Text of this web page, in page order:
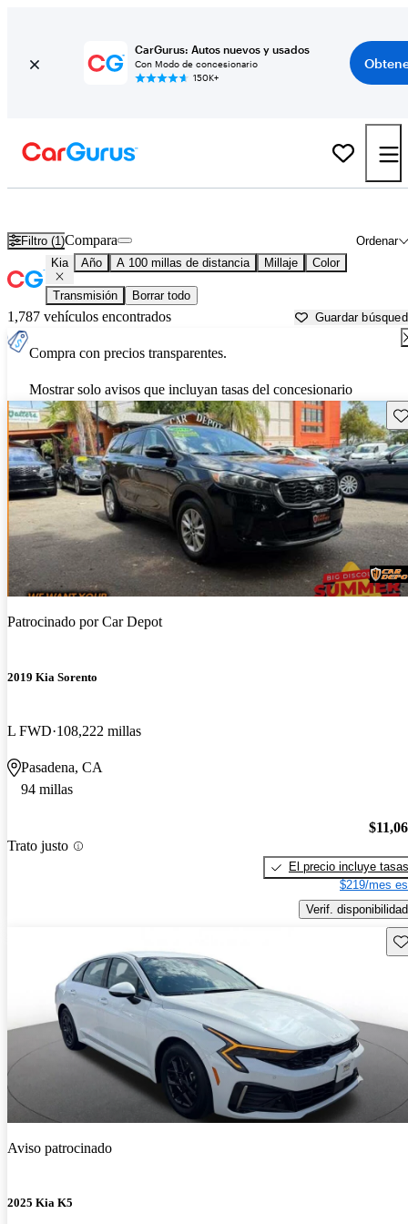
CarGurus: Autos nuevos y usados
Con Modo de concesionario
150K+
Filtro (1) Ordenar
Compara
Kia Año A 100 millas de distancia Millaje Color
Transmisión Borrar todo
1,787 vehículos encontrados Guardar
Compra con precios transparentes.
Mostrar solo avisos que incluyan tasas del concesionario
Patrocinado porCar Depot
2019 Kia Sorento
L FWD 108,222 millas
Pasadena, CA
94 millas
Trato justo
El precio incluye tasas
$219/mes
Verif. disponibilidad
Aviso patrocinado
2025 Kia K5